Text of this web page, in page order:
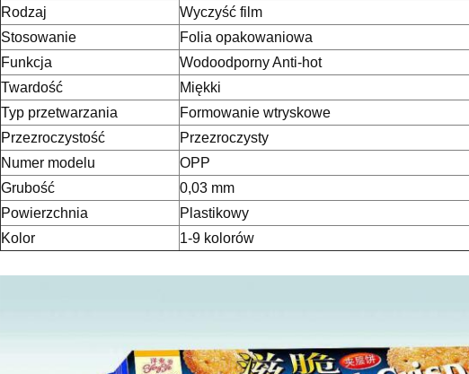
Rodzaj
Wyczyść film
Stosowanie
Folia opakowaniowa
Funkcja
Wodoodporny Anti-hot
Twardość
Miękki
Typ przetwarzania
Formowanie wtryskowe
Przezroczystość
Przezroczysty
Numer modelu
OPP
Grubość
0,03 mm
Powierzchnia
Plastikowy
Kolor
1-9 kolorów